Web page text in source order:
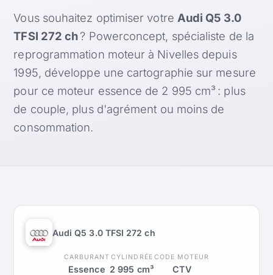
Vous souhaitez optimiser votre Audi Q5 3.0
TFSI 272 ch? Powerconcept, spécialiste de la
reprogrammation moteur à Nivelles depuis
1995, développe une cartographie sur mesure
pour ce moteur essence de 2 995 cm³ : plus
de couple, plus d'agrément ou moins de
consommation.
Audi Q5 3.0 TFSI 272 ch
CARBURANT
Essence
CYLINDRÉE
2 995 cm³
CODE MOTEUR
CTV